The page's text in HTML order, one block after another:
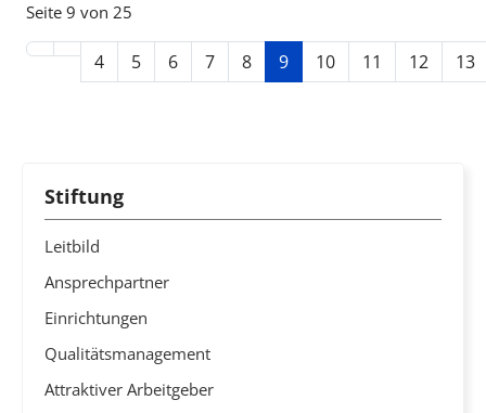
Seite 9 von 25
4 5 6 7 8 9 10 11 12 13
Stiftung
Leitbild
Ansprechpartner
Einrichtungen
Qualitätsmanagement
Attraktiver Arbeitgeber